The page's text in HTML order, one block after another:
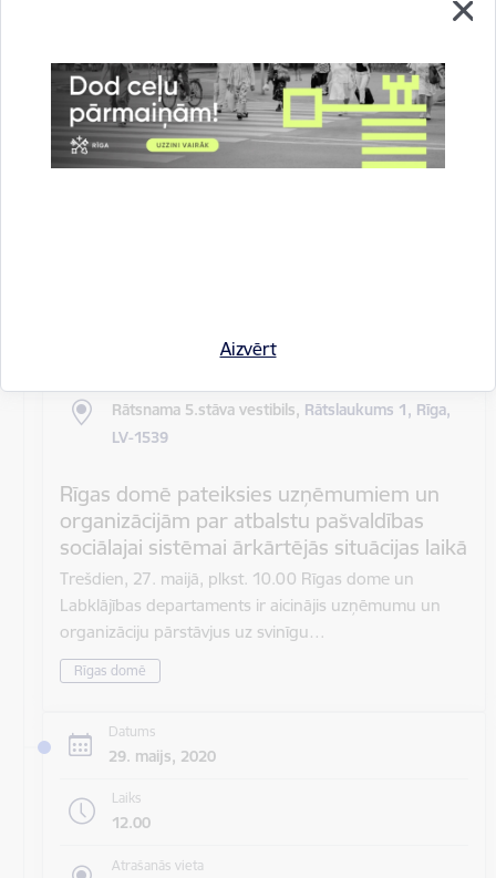
Aizvērt
14.sēde (ārkārtas)
Sēdes darba kārtība: Grozījumi Rīgas domes 2016.
gada 19. aprīļa saistošajos noteikumos Nr. 198 "Par
kārtību, kādā tiek…
Rātsnama 5.stāva vestibils, Rātslaukums 1, Rīga,
LV-1539
Rīgas domē pateiksies uzņēmumiem un
organizācijām par atbalstu pašvaldības
sociālajai sistēmai ārkārtējās situācijas laikā
Trešdien, 27. maijā, plkst. 10.00 Rīgas dome un
Labklājības departaments ir aicinājis uzņēmumu un
organizāciju pārstāvjus uz svinīgu…
Rīgas domē
Datums
29. maijs, 2020
Laiks
12.00
Atrašanās vieta